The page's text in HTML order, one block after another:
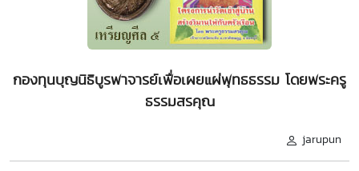
กองทุนบุญนิธิบูรพาจารย์เพื่อเผยแผ่พุทธธรรม โดยพระครู
ธรรมสรคุณ
jarupun